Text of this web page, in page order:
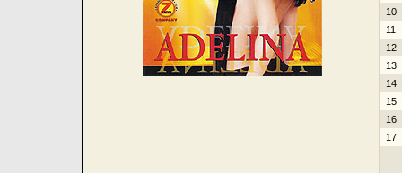
10
11
12
13
14
15
16
17